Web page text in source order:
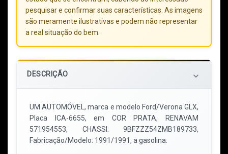
pesquisar e confirmar suas características. As imagens
são meramente ilustrativas e podem não representar
a real situação do bem.
DESCRIÇÃO keyboard_arrow_down
UM AUTOMÓVEL, marca e modelo Ford/Verona GLX,
Placa ICA-6655, em COR PRATA, RENAVAM
571954553, CHASSI: 9BFZZZ54ZMB189733,
Fabricação/Modelo: 1991/1991, a gasolina.